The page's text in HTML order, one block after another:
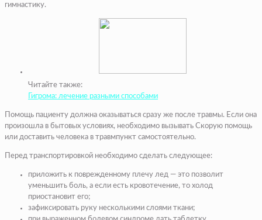
гимнастику.
Читайте также:
Гигрома: лечение разными способами
Помощь пациенту должна оказываться сразу же после травмы. Если она
произошла в бытовых условиях, необходимо вызывать Скорую помощь
или доставить человека в травмпункт самостоятельно.
Перед транспортировкой необходимо сделать следующее:
приложить к поврежденному плечу лед — это позволит
уменьшить боль, а если есть кровотечение, то холод
приостановит его;
зафиксировать руку несколькими слоями ткани;